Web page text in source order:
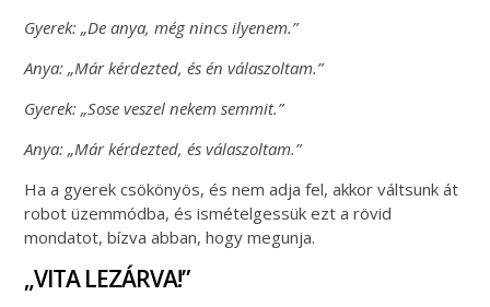
Gyerek: „De anya, még nincs ilyenem.”
Anya: „Már kérdezted, és én válaszoltam.”
Gyerek: „Sose veszel nekem semmit.”
Anya: „Már kérdezted, és válaszoltam.”
Ha a gyerek csökönyös, és nem adja fel, akkor váltsunk át
robot üzemmódba, és ismételgessük ezt a rövid
mondatot, bízva abban, hogy megunja.
„VITA LEZÁRVA!”